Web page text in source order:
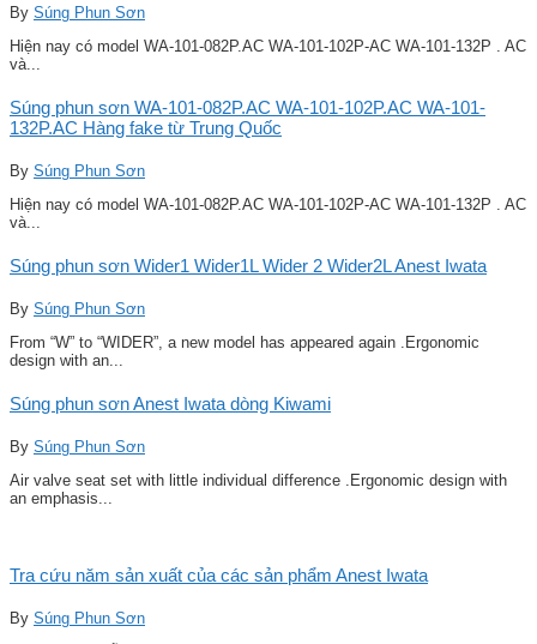
By Súng Phun Sơn
Hiện nay có model WA-101-082P.AC WA-101-102P-AC WA-101-132P . AC
và...
Súng phun sơn WA-101-082P.AC WA-101-102P.AC WA-101-
132P.AC Hàng fake từ Trung Quốc
By Súng Phun Sơn
Hiện nay có model WA-101-082P.AC WA-101-102P-AC WA-101-132P . AC
và...
Súng phun sơn Wider1 Wider1L Wider 2 Wider2L Anest Iwata
By Súng Phun Sơn
From “W” to “WIDER”, a new model has appeared again .Ergonomic
design with an...
Súng phun sơn Anest Iwata dòng Kiwami
By Súng Phun Sơn
Air valve seat set with little individual difference .Ergonomic design with
an emphasis...
Tra cứu năm sản xuất của các sản phẩm Anest Iwata
By Súng Phun Sơn